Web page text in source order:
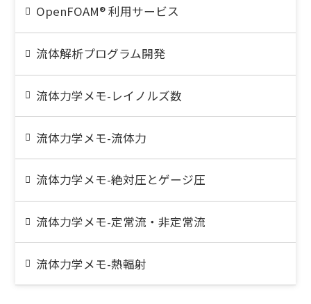
OpenFOAM® 利用サービス
流体解析プログラム開発
流体力学メモ-レイノルズ数
流体力学メモ-流体力
流体力学メモ-絶対圧とゲージ圧
流体力学メモ-定常流・非定常流
流体力学メモ-熱輻射